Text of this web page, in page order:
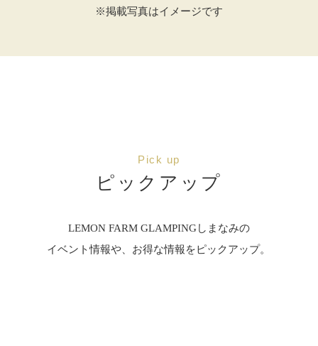
※掲載写真はイメージです
Pick up
ピックアップ
LEMON FARM GLAMPINGしまなみの
イベント情報や、お得な情報をピックアップ。